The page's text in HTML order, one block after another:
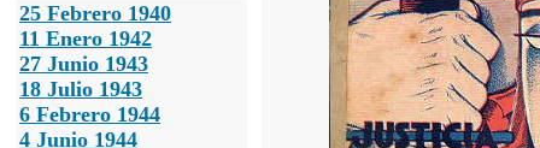
25 Febrero 1940
11 Enero 1942
27 Junio 1943
18 Julio 1943
6 Febrero 1944
4 Junio 1944